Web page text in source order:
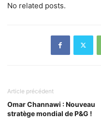
No related posts.
Article précédent
Omar Channawi : Nouveau
stratège mondial de P&G !